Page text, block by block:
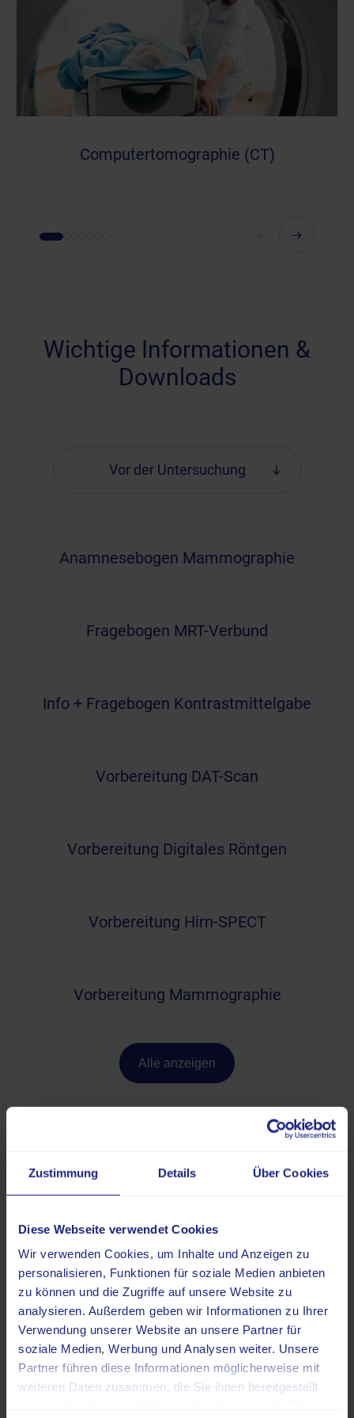
Zustimmung Details Über Cookies
Diese Webseite verwendet Cookies
Wir verwenden Cookies, um Inhalte und Anzeigen zu
personalisieren, Funktionen für soziale Medien anbieten
zu können und die Zugriffe auf unsere Website zu
analysieren. Außerdem geben wir Informationen zu Ihrer
Verwendung unserer Website an unsere Partner für
soziale Medien, Werbung und Analysen weiter. Unsere
Partner führen diese Informationen möglicherweise mit
weiteren Daten zusammen, die Sie ihnen bereitgestellt
Computertomographie (CT)
Wichtige Informationen &
Downloads
Vor der Untersuchung
Anamnesebogen Mammographie
Fragebogen MRT-Verbund
Info + Fragebogen Kontrastmittelgabe
Vorbereitung DAT-Scan
Vorbereitung Digitales Röntgen
Vorbereitung Hirn-SPECT
Vorbereitung Mammographie
Alle anzeigen
Unser Ärzteteam & Leitung